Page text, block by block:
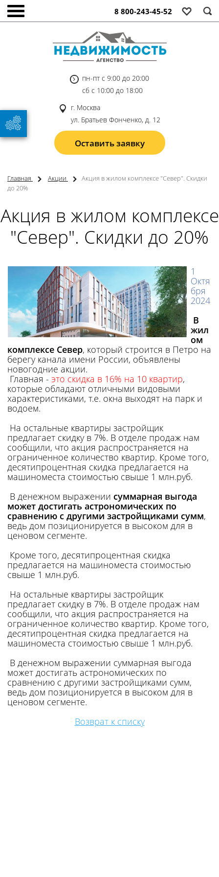
8 800-243-45-52
пн-пт с 9:00 до 20:00
сб с 10:00 до 18:00
г. Москва
ул. Братьев Фонченко, д. 12
Оставить заявку
Главная Акции
Акция в жилом комплексе "Север". Скидки
до 20%
Акция в жилом комплексе
"Север". Скидки до 20%
1
Октя
бря
2024
В
жил
ом
комплексе Север, который строится в Петро на
берегу канала имени России, объявлены
новогодние акции.
Главная - это скидка в 16% на 10 квартир,
которые обладают отличными видовыми
характеристиками, т.е. окна выходят на парк и
водоем.
На остальные квартиры застройщик
предлагает скидку в 7%. В отделе продаж нам
сообщили, что акция распространяется на
ограниченное количество квартир. Кроме того,
десятипроцентная скидка предлагается на
машиноместа стоимостью свыше 1 млн.руб.
В денежном выражении суммарная выгода
может достигать астрономических по
сравнению с другими застройщиками сумм,
ведь дом позиционируется в высоком для в
ценовом сегменте.
Кроме того, десятипроцентная скидка
предлагается на машиноместа стоимостью
свыше 1 млн.руб.
На остальные квартиры застройщик
предлагает скидку в 7%. В отделе продаж нам
сообщили, что акция распространяется на
ограниченное количество квартир. Кроме того,
десятипроцентная скидка предлагается на
машиноместа стоимостью свыше 1 млн.руб.
В денежном выражении суммарная выгода
может достигать астрономических по
сравнению с другими застройщиками сумм,
ведь дом позиционируется в высоком для в
ценовом сегменте.
Возврат к списку